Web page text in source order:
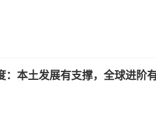
：本土发展有支撑，全球进阶